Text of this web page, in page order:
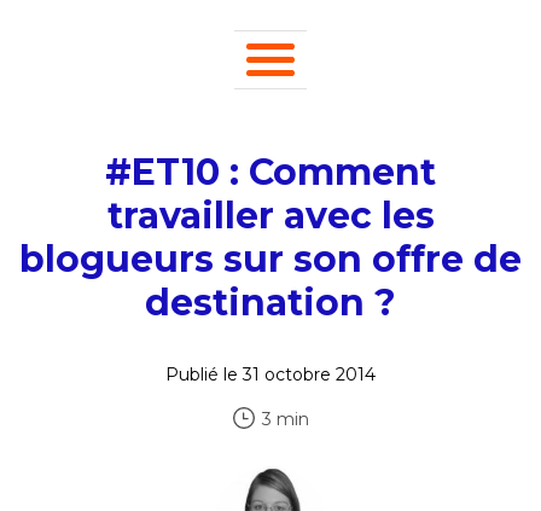
#ET10 : Comment
travailler avec les
blogueurs sur son offre de
destination ?
Publié le 31 octobre 2014
3 min